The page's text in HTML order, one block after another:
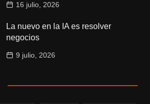
16 julio, 2026
La nuevo en la IA es resolver
negocios
9 julio, 2026